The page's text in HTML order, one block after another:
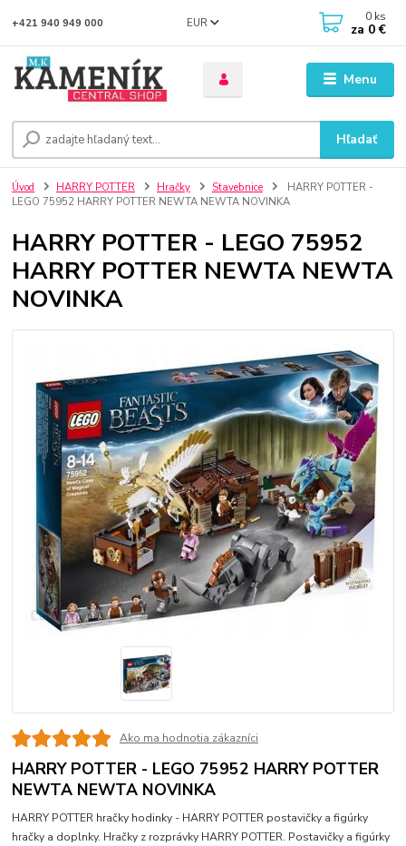
Menu
EUR
Hľadať
+421 940 949 000 0 ks
za 0 €
Úvod HARRY POTTER Hračky Stavebnice
HARRY POTTER -
LEGO 75952 HARRY POTTER NEWTA NEWTA NOVINKA
HARRY POTTER - LEGO 75952
HARRY POTTER NEWTA NEWTA
NOVINKA
Ako ma hodnotia zákazníci
HARRY POTTER - LEGO 75952 HARRY POTTER
NEWTA NEWTA NOVINKA
HARRY POTTER hračky hodinky - HARRY POTTER postavičky a figúrky
hračky a doplnky. Hračky z rozprávky HARRY POTTER. Postavičky a figúrky